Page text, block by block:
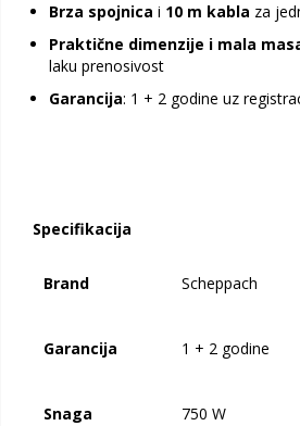
Brza spojnica i 10 m kabla za
Praktične dimenzije i mala
laku prenosivost
Garancija: 1 + 2 godine uz
Specifikacija
Brand Scheppach
Garancija 1 + 2 godine
Snaga 750 W